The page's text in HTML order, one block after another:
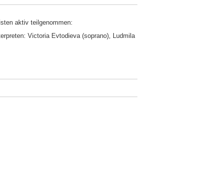
aktiv teilgenommen:
Victoria Evtodieva (soprano), Ludmila